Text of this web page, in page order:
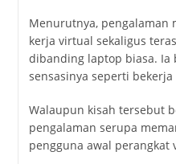
Menurutnya, pengalaman
kerja virtual sekaligus
dibanding laptop biasa. Ia
sensasinya seperti
Walaupun kisah tersebut
pengalaman serupa
pengguna awal perangkat